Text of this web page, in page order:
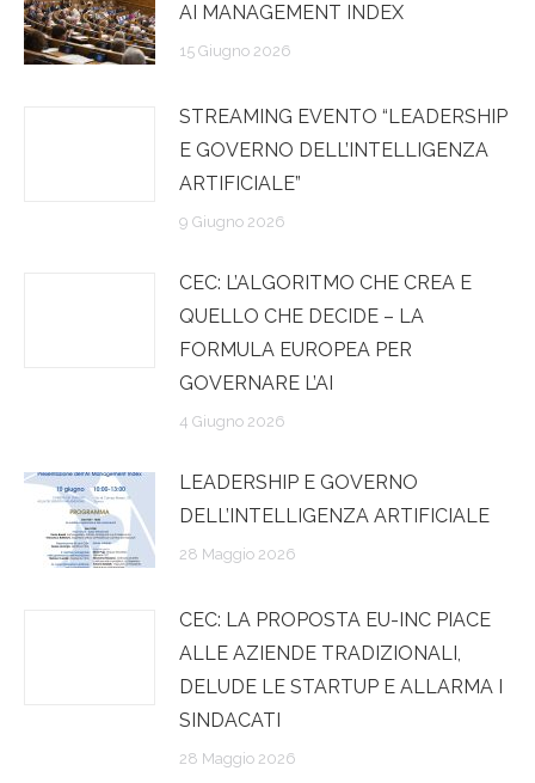
AI MANAGEMENT INDEX
15 Giugno 2026
STREAMING EVENTO “LEADERSHIP
E GOVERNO DELL’INTELLIGENZA
ARTIFICIALE”
9 Giugno 2026
CEC: L’ALGORITMO CHE CREA E
QUELLO CHE DECIDE – LA
FORMULA EUROPEA PER
GOVERNARE L’AI
4 Giugno 2026
LEADERSHIP E GOVERNO
DELL’INTELLIGENZA ARTIFICIALE
28 Maggio 2026
CEC: LA PROPOSTA EU-INC PIACE
ALLE AZIENDE TRADIZIONALI,
DELUDE LE STARTUP E ALLARMA I
SINDACATI
28 Maggio 2026